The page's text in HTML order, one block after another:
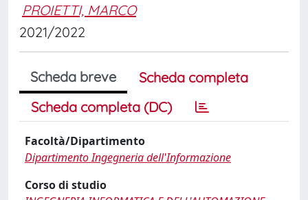
PROIETTI, MARCO
2021/2022
Scheda breve
Scheda completa
Scheda completa (DC)
Facoltà/Dipartimento
Dipartimento Ingegneria dell'Informazione
Corso di studio